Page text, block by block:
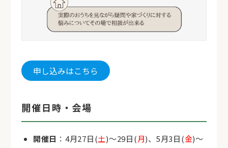
申し込みはこちら
開催日時・会場
開催日 ：4月27日(土)～29日(月)、5月3日(金)～